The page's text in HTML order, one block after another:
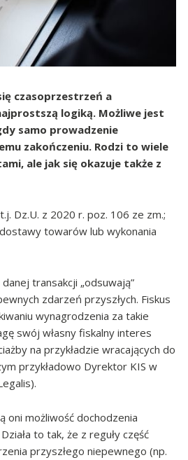
czasoprzestrzeń a
logiką. Możliwe jest
samo prowadzenie
zakończeniu. Rodzi to wiele
ale jak się okazuje także z
Dz.U. z 2020 r. poz. 106 ze zm.;
towarów lub wykonania
transakcji „odsuwają”
zdarzeń przyszłych. Fiskus
wynagrodzenia za takie
swój własny fiskalny interes
na przykładzie wracających do
przykładowo Dyrektor KIS w
oni możliwość dochodzenia
to tak, że z reguły część
przyszłego niepewnego (np.